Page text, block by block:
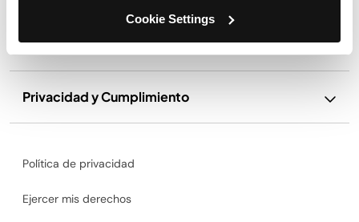
Cookie Settings
Nuestra Empresa
Privacidad y Cumplimiento
Política de privacidad
Ejercer mis derechos